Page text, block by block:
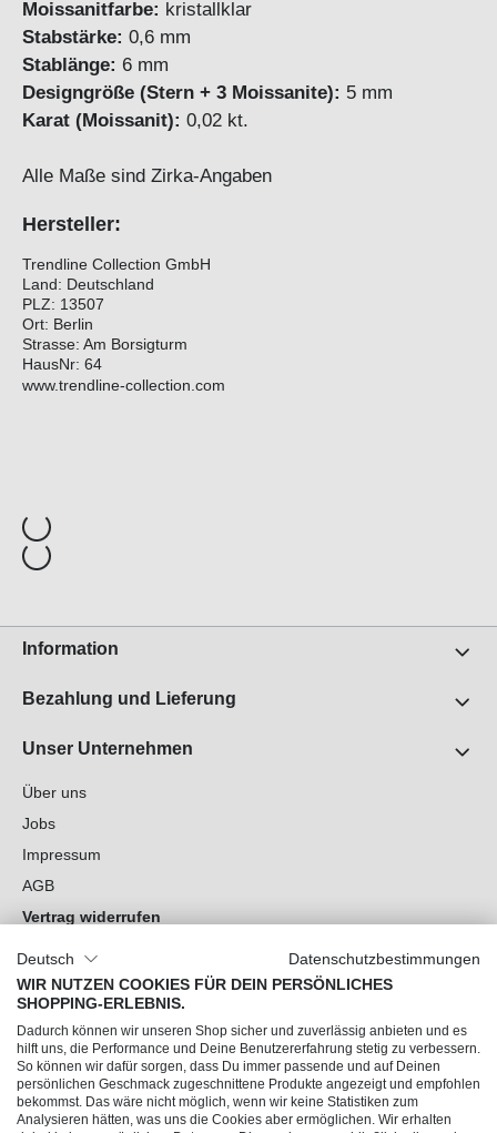
Moissanitfarbe: kristallklar
Stabstärke: 0,6 mm
Stablänge: 6 mm
Designgröße (Stern + 3 Moissanite): 5 mm
Karat (Moissanit): 0,02 kt.
Alle Maße sind Zirka-Angaben
Hersteller:
Trendline Collection GmbH
Land: Deutschland
PLZ: 13507
Ort: Berlin
Strasse: Am Borsigturm
HausNr: 64
www.trendline-collection.com
Information
Bezahlung und Lieferung
Unser Unternehmen
Über uns
Jobs
Impressum
AGB
Vertrag widerrufen
Cookie-Einstellungen
Du hast Fragen?
Unsere Socials
Deutsch
Datenschutzbestimmungen
WIR NUTZEN COOKIES FÜR DEIN PERSÖNLICHES
SHOPPING-ERLEBNIS.
Dadurch können wir unseren Shop sicher und zuverlässig anbieten und es
hilft uns, die Performance und Deine Benutzererfahrung stetig zu verbessern.
So können wir dafür sorgen, dass Du immer passende und auf Deinen
persönlichen Geschmack zugeschnittene Produkte angezeigt und empfohlen
bekommst. Das wäre nicht möglich, wenn wir keine Statistiken zum
Analysieren hätten, was uns die Cookies aber ermöglichen. Wir erhalten